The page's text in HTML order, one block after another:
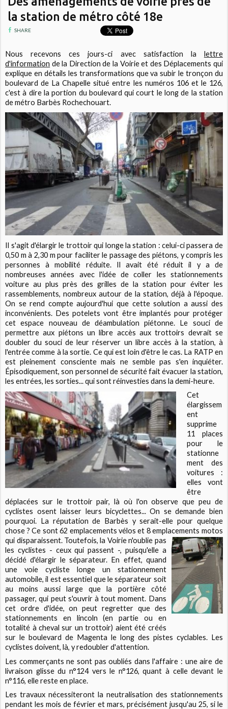
la station de métro côté 18e
SHARE
Nous recevons ces jours-ci avec satisfaction la lettre
d'information de la Direction de la Voirie et des Déplacements qui
explique en détails les transformations que va subir le tronçon du
boulevard de La Chapelle situé entre les numéros 106 et le 126,
c'est à dire la portion du boulevard qui court le long de la station
de métro Barbès Rochechouart.
Il s'agit d'élargir le trottoir qui longe la station : celui-ci passera de
0,50 m à 2,30 m pour faciliter le passage des piétons, y compris les
personnes à mobilité réduite. Il avait été réduit il y a de
nombreuses années avec l'idée de coller les stationnements
voiture au plus près des grilles de la station pour éviter les
rassemblements, nombreux autour de la station, déjà à l'époque.
On se rend compte aujourd'hui que cette solution a aussi des
inconvénients. Des potelets vont être implantés pour protéger
cet espace nouveau de déambulation piétonne. Le souci de
permettre aux piétons un libre accès aux trottoirs devrait se
doubler du souci de leur réserver un libre accès à la station, à
l'entrée comme à la sortie. Ce qui est loin d'être le cas. La RATP en
est pleinement consciente mais ne semble pas s'en inquiéter.
Épisodiquement, son personnel de sécurité fait évacuer la station,
les entrées, les sorties... qui sont réinvesties dans la demi-heure.
Cet
élargissem
ent
supprime
11 places
pour le
stationne
ment des
voitures :
elles vont
être
déplacées sur le trottoir pair, là où l'on observe que peu de
cyclistes osent laisser leurs bicyclettes... On se demande bien
pourquoi. La réputation de Barbès y serait-elle pour quelque
chose ? Ce sont 62 emplacements vélos et 8 emplacements motos
qui disparaissent. Toutefois, la Voirie n'oublie pas
les cyclistes - ceux qui passent -, puisqu'elle a
décidé d'élargir le séparateur. En effet, quand
une voie cycliste longe un stationnement
automobile, il est essentiel que le séparateur soit
au moins aussi large que la portière côté
passager, qui peut s'ouvrir à tout moment. Dans
cet ordre d'idée, on peut regretter que des
stationnements en lincoln (en partie ou en
totalité à cheval sur un trottoir) aient été créés
sur le boulevard de Magenta le long des pistes cyclables. Les
cyclistes doivent, là, y redoubler d'attention.
Les commerçants ne sont pas oubliés dans l'affaire : une aire de
livraison glisse du n°124 vers le n°126, quant à celle devant le
n°116, elle reste en place.
Les travaux nécessiteront la neutralisation des stationnements
pendant les mois de février et mars, précisément jusqu'au 25, si le